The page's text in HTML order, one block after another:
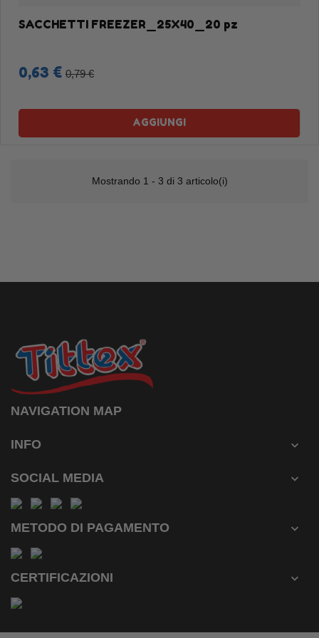
SACCHETTI FREEZER_25X40_20 pz
0,63 € 0,79 €
AGGIUNGI
Mostrando 1 - 3 di 3 articolo(i)
NAVIGATION MAP
INFO 
SOCIAL MEDIA 
METODO DI PAGAMENTO 
CERTIFICAZIONI 